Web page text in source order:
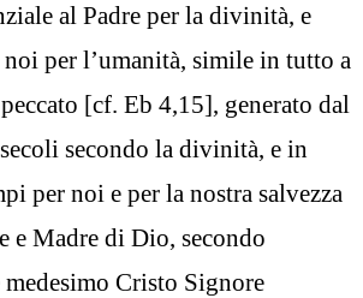
al Padre per la divinità, e
noi per l’umanità, simile in tutto a
[cf. Eb 4,15], generato dal
secondo la divinità, e in
per noi e per la nostra salvezza
e Madre di Dio, secondo
medesimo Cristo Signore